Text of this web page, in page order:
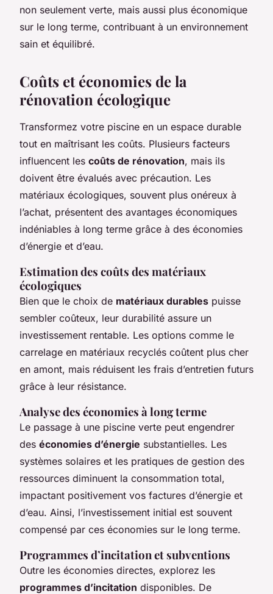
non seulement verte, mais aussi plus économique
sur le long terme, contribuant à un environnement
sain et équilibré.
Coûts et économies de la
rénovation écologique
Transformez votre piscine en un espace durable
tout en maîtrisant les coûts. Plusieurs facteurs
influencent les coûts de rénovation, mais ils
doivent être évalués avec précaution. Les
matériaux écologiques, souvent plus onéreux à
l’achat, présentent des avantages économiques
indéniables à long terme grâce à des économies
d’énergie et d’eau.
Estimation des coûts des matériaux
écologiques
Bien que le choix de matériaux durables puisse
sembler coûteux, leur durabilité assure un
investissement rentable. Les options comme le
carrelage en matériaux recyclés coûtent plus cher
en amont, mais réduisent les frais d’entretien futurs
grâce à leur résistance.
Analyse des économies à long terme
Le passage à une piscine verte peut engendrer
des économies d’énergie substantielles. Les
systèmes solaires et les pratiques de gestion des
ressources diminuent la consommation total,
impactant positivement vos factures d’énergie et
d’eau. Ainsi, l’investissement initial est souvent
compensé par ces économies sur le long terme.
Programmes d’incitation et subventions
Outre les économies directes, explorez les
programmes d’incitation disponibles. De